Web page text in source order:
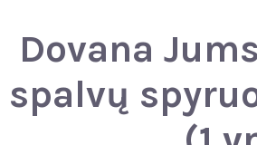
Dovana
spalvų